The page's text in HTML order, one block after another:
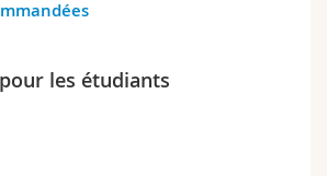
coursles étudiants